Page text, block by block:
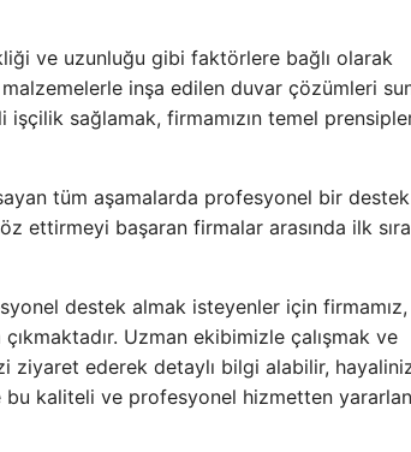
ve uzunluğu gibi faktörlere bağlı olarak
inşa edilen duvar çözümleri
sağlamak, firmamızın temel
tüm aşamalarda profesyonel bir destek
ettirmeyi başaran firmalar arasında ilk
destek almak isteyenler için firmamız,
Uzman ekibimizle çalışmak ve
ziyaret ederek detaylı bilgi alabilir,
kaliteli ve profesyonel hizmetten